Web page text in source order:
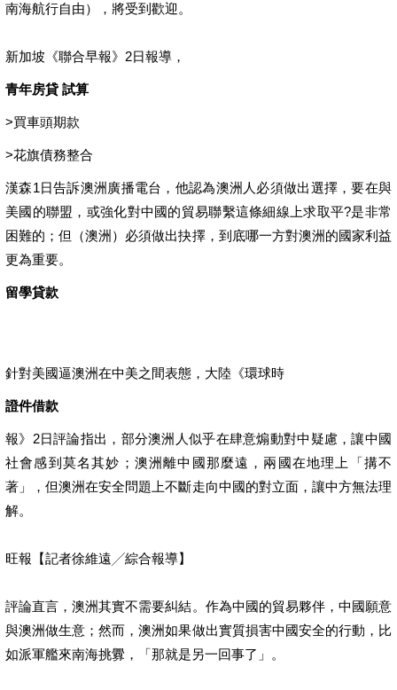
南海航行自由），將受到歡迎。
新加坡《聯合早報》2日報導，
青年房貸 試算
>買車頭期款
>花旗債務整合
漢森1日告訴澳洲廣播電台，他認為澳洲人必須做出選擇，要在與
美國的聯盟，或強化對中國的貿易聯繫這條細線上求取平?是非常
困難的；但（澳洲）必須做出抉擇，到底哪一方對澳洲的國家利益
更為重要。
留學貸款
針對美國逼澳洲在中美之間表態，大陸《環球時
證件借款
報》2日評論指出，部分澳洲人似乎在肆意煽動對中疑慮，讓中國
社會感到莫名其妙；澳洲離中國那麼遠，兩國在地理上「搆不
著」，但澳洲在安全問題上不斷走向中國的對立面，讓中方無法理
解。
旺報【記者徐維遠╱綜合報導】
評論直言，澳洲其實不需要糾結。作為中國的貿易夥伴，中國願意
與澳洲做生意；然而，澳洲如果做出實質損害中國安全的行動，比
如派軍艦來南海挑釁，「那就是另一回事了」。